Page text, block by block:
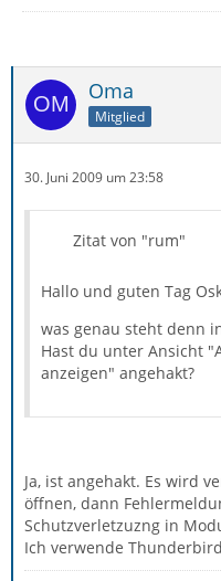
Oma
Mitglied
30. Juni 2009 um 23:58
Zitat von "rum"
Hallo und guten Tag
was genau steht denn
Hast du unter Ansicht
anzeigen" angehakt?
Ja, ist angehakt. Es wird
öffnen, dann
Schutzverletzuzng in
Ich verwende